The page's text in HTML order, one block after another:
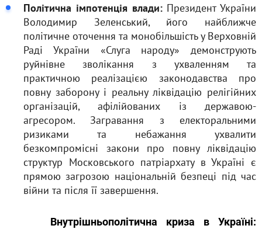
Політична імпотенція влади: Президент України
Володимир Зеленський, його найближче
політичне оточення та монобільшість у Верховній
Раді України «Слуга народу» демонструють
руйнівне зволікання з ухваленням та
практичною реалізацією законодавства про
повну заборону і реальну ліквідацію релігійних
організацій, афілійованих із державою-
агресором. Загравання з електоральними
ризиками та небажання ухвалити
безкомпромісні закони про повну ліквідацію
структур Московського патріархату в Україні є
прямою загрозою національній безпеці під час
війни та після її завершення.
Внутрішньополітична криза в Україні: